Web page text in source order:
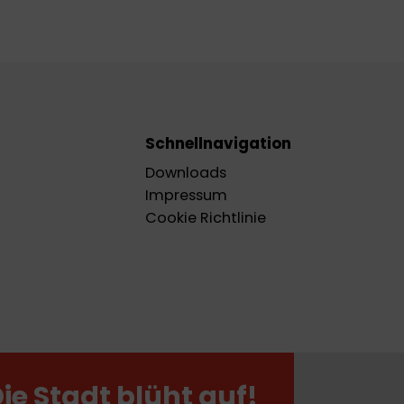
Schnellnavigation
Downloads
Impressum
Cookie Richtlinie